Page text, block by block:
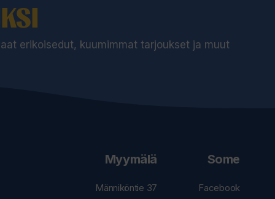
erikoisedut, kuumimmat tarjoukset ja muut
Myymälä
Männiköntie 37
Some
Facebook